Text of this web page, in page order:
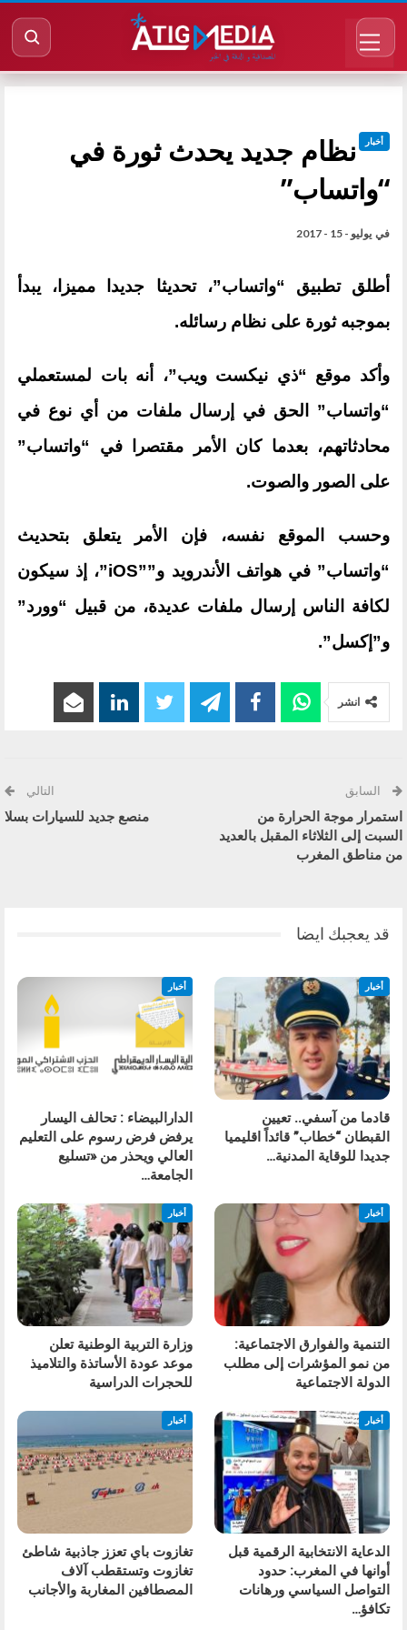
أخبار
نظام جديد يحدث ثورة في
“واتساب”
في يوليو - 15 - 2017
أطلق تطبيق “واتساب”، تحديثا جديدا مميزا، يبدأ
بموجبه ثورة على نظام رسائله.
وأكد موقع “ذي نيكست ويب”، أنه بات لمستعملي
“واتساب” الحق في إرسال ملفات من أي نوع في
محادثاتهم، بعدما كان الأمر مقتصرا في “واتساب”
على الصور والصوت.
وحسب الموقع نفسه، فإن الأمر يتعلق بتحديث
“واتساب” في هواتف الأندرويد و””iOS”، إذ سيكون
لكافة الناس إرسال ملفات عديدة، من قبيل “وورد”
و”إكسل”.
انشر
السابق
استمرار موجة الحرارة من
السبت إلى الثلاثاء المقبل بالعديد
من مناطق المغرب
التالي
منصع جديد للسيارات بسلا
قد يعجبك ايضا
أخبار
قادما من آسفي.. تعيين
القبطان “خطاب” قائداً اقليميا
جديدا للوقاية المدنية…
أخبار
الدارالبيضاء : تحالف اليسار
يرفض فرض رسوم على التعليم
العالي ويحذر من «تسليع
الجامعة…
أخبار
التنمية والفوارق الاجتماعية:
من نمو المؤشرات إلى مطلب
الدولة الاجتماعية
أخبار
وزارة التربية الوطنية تعلن
موعد عودة الأساتذة والتلاميذ
للحجرات الدراسية
أخبار
الدعاية الانتخابية الرقمية قبل
أوانها في المغرب: حدود
التواصل السياسي ورهانات
تكافؤ…
أخبار
تغازوت باي تعزز جاذبية شاطئ
تغازوت وتستقطب آلاف
المصطافين المغاربة والأجانب